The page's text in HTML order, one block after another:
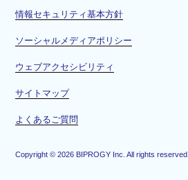
で
く
情報セキュリティ基本方針
ソーシャルメディアポリシー
ウェブアクセシビリティ
サイトマップ
よくあるご質問
Copyright ©2026 BIPROGY Inc. All rights reserved.